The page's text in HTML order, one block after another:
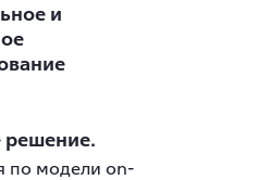
и
решение.
по модели on-